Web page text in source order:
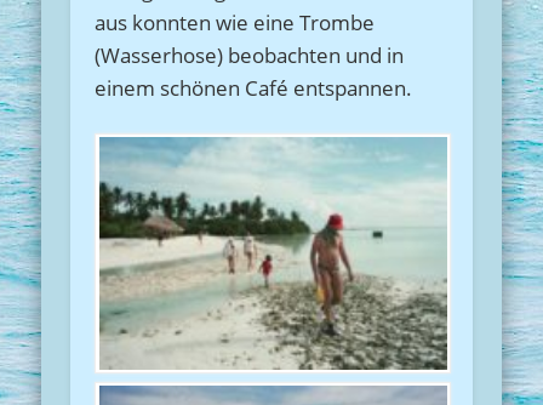
aus konnten wie eine Trombe
(Wasserhose) beobachten und in
einem schönen Café entspannen.